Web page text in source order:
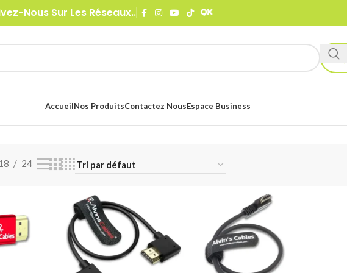
Nous Sur Les Réseaux..
AccueilNos ProduitsContactez NousEspace Business
24